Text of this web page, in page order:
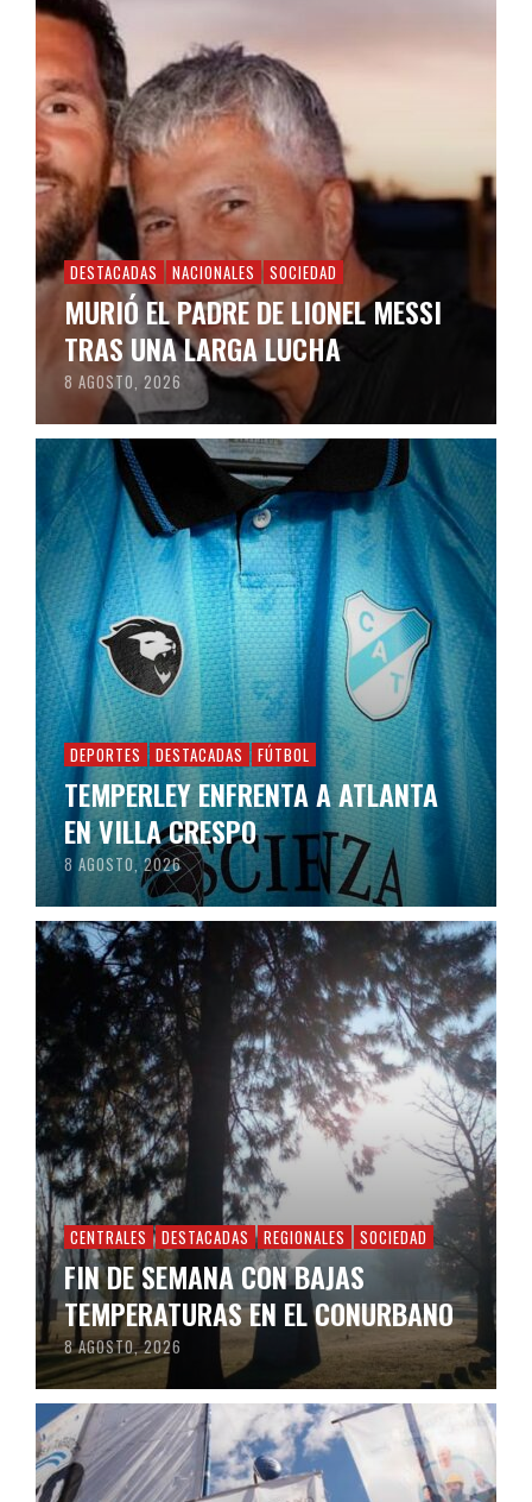
DESTACADAS NACIONALES SOCIEDAD
MURIÓ EL PADRE DE LIONEL MESSI
TRAS UNA LARGA LUCHA
8 AGOSTO, 2026
DEPORTES DESTACADAS FÚTBOL
TEMPERLEY ENFRENTA A ATLANTA
EN VILLA CRESPO
8 AGOSTO, 2026
CENTRALES DESTACADAS REGIONALES SOCIEDAD
FIN DE SEMANA CON BAJAS
TEMPERATURAS EN EL CONURBANO
8 AGOSTO, 2026